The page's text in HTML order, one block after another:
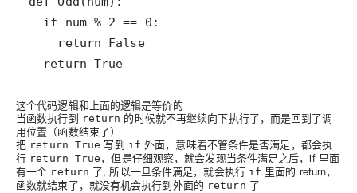
    return False
  return True
这个代码逻辑和上面的逻辑是等价的
当函数执行到 return 的时候就不再继续向下执行了，而是回到了调
用位置（函数结束了）
把 return True 写到 if 外面，意味着不管条件是否满足，都会执
行 return True ，但是仔细观察，就会发现当条件满足之后，if 里面
有一个 return 了, 所以一旦条件满足，就会执行 if 里面的 return，
函数就结束了，就没有机会执行到外面的 return 了